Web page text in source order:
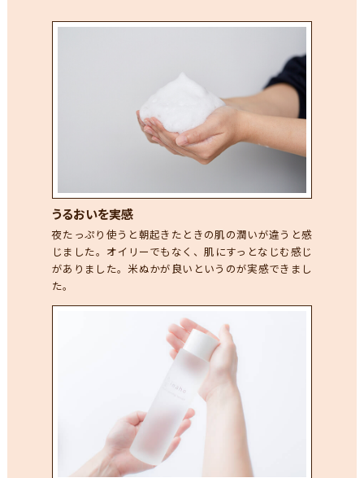
うるおいを実感
夜たっぷり使うと朝起きたときの肌の潤いが違うと感
じました。オイリーでもなく、肌にすっとなじむ感じ
がありました。米ぬかが良いというのが実感できまし
た。